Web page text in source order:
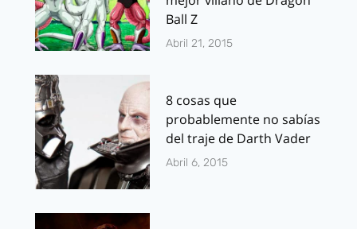
Ball Z
Abril 21, 2015
8 cosas que
probablemente no sabías
del traje de Darth Vader
Abril 6, 2015